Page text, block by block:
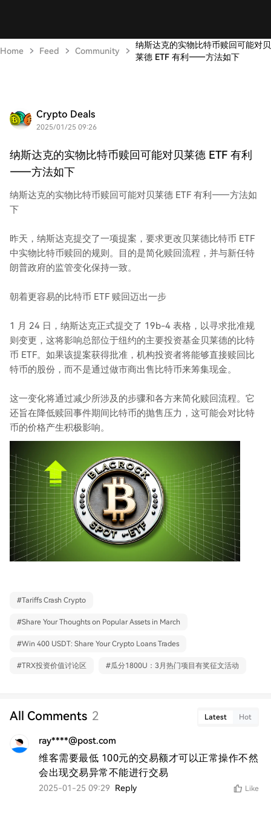
Home Feed Community
纳斯达克的实物比特币赎回可能对贝
莱德 ETF 有利——方法如下
Crypto Deals
2025/01/25 09:26
纳斯达克的实物比特币赎回可能对贝莱德 ETF 有利
——方法如下
纳斯达克的实物比特币赎回可能对贝莱德 ETF 有利——方法如
下
昨天，纳斯达克提交了一项提案，要求更改贝莱德比特币 ETF
中实物比特币赎回的规则。目的是简化赎回流程，并与新任特
朗普政府的监管变化保持一致。
朝着更容易的比特币 ETF 赎回迈出一步
1 月 24 日，纳斯达克正式提交了 19b-4 表格，以寻求批准规
则变更，这将影响总部位于纽约的主要投资基金贝莱德的比特
币 ETF。如果该提案获得批准，机构投资者将能够直接赎回比
特币的股份，而不是通过做市商出售比特币来筹集现金。
这一变化将通过减少所涉及的步骤和各方来简化赎回流程。它
还旨在降低赎回事件期间比特币的抛售压力，这可能会对比特
币的价格产生积极影响。
#Tariffs Crash Crypto
#Share Your Thoughts on Popular Assets in March
#Win 400 USDT: Share Your Crypto Loans Trades
#TRX投资价值讨论区 #瓜分1800U：3月热门项目有奖征文活动
All Comments 2 Latest Hot
ray****@post.com
维客需要最低 100元的交易额才可以正常操作不然
会出现交易异常不能进行交易
2025-01-25 09:29 Reply Like